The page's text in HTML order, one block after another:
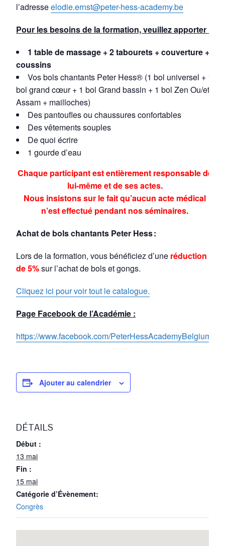
l’adresseelodie.ernst@peter-hess-academy.be
Pour les besoins de la formation, veuillez apporter :
1 table de massage + 2 tabourets + couverture +
coussins
Vos bols chantants Peter Hess® (1 bol universel + 1
bol grand cœur + 1 bol Grand bassin + 1 bol Zen Ou/et
Assam + mailloches)
Des pantoufles ou chaussures confortables
Des vêtements souples
De quoi écrire
1 gourde d’eau
Chaque participant est entièrement responsable de
lui-même et de ses actes.
Nous insistons sur le fait qu’aucun acte médical
n’est effectué pendant nos séminaires.
Achat de bols chantants Peter Hess :
Lors de la formation, vous bénéficiez d’une réduction
de 5%sur l’achat de bols et gongs.
Cliquez ici pour voir tout le catalogue.
Page Facebook de l’Académie :
https://www.facebook.com/PeterHessAcademyBelgium/
Ajouter au calendrier
DÉTAILS
Début :
13 mai
Fin :
15 mai
Catégorie d’Évènement:
Congrès